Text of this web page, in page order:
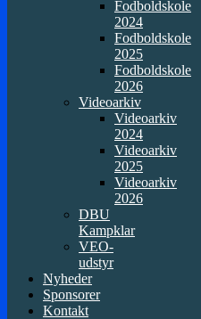
Fodboldskole
2024
Fodboldskole
2025
Fodboldskole
2026
Videoarkiv
Videoarkiv
2024
Videoarkiv
2025
Videoarkiv
2026
DBU
Kampklar
VEO-
udstyr
Nyheder
Sponsorer
Kontakt